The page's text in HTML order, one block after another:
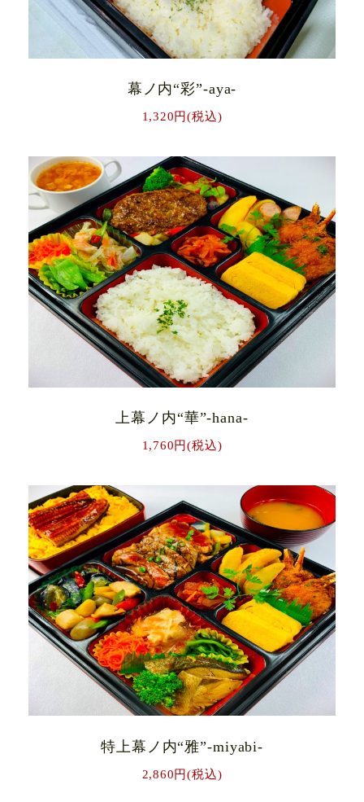
幕ノ内“彩”-aya-
1,320円(税込)
上幕ノ内“華”-hana-
1,760円(税込)
特上幕ノ内“雅”-miyabi-
2,860円(税込)